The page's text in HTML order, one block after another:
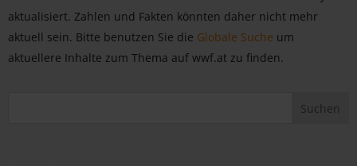
aktualisiert. Zahlen und Fakten könnten daher nicht mehr
aktuell sein. Bitte benutzen Sie die Globale Suche um
aktuellere Inhalte zum Thema auf wwf.at zu finden.